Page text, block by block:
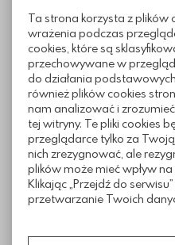
Ta strona korzysta z plików
wrażenia podczas
cookies, które są
przechowywane w
do działania
również plików cookies
nam analizować i
tej witryny. Te pliki cookies
przeglądarce tylko za
nich zrezygnować, ale
plików może mieć wpływ
Klikając „Przejdź do
przetwarzanie Twoich
Moments
od 123.00 PLN